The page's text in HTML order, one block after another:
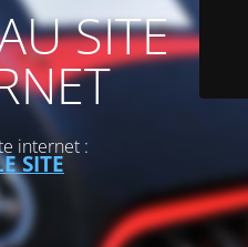
SITE
internet :
SITE